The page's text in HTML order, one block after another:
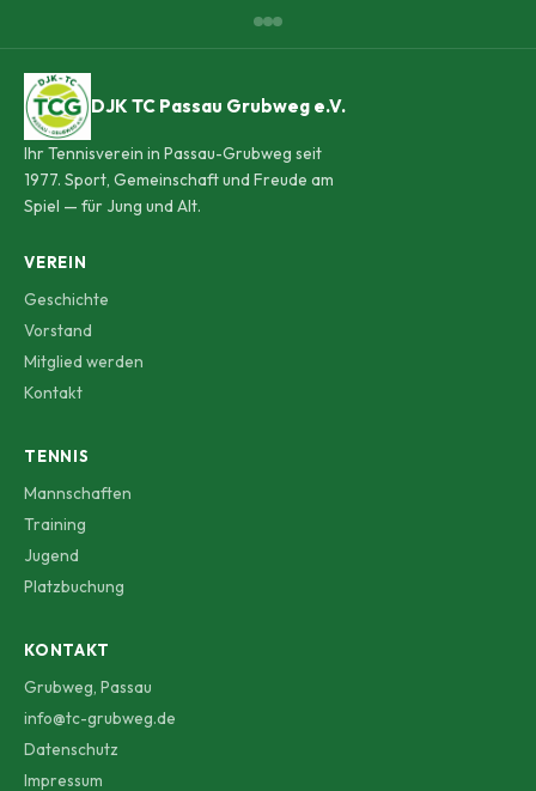
DJK TC Passau Grubweg e.V.
Ihr Tennisverein in Passau-Grubweg seit
1977. Sport, Gemeinschaft und Freude am
Spiel — für Jung und Alt.
VEREIN
Geschichte
Vorstand
Mitglied werden
Kontakt
TENNIS
Mannschaften
Training
Jugend
Platzbuchung
KONTAKT
Grubweg, Passau
info@tc-grubweg.de
Datenschutz
Impressum